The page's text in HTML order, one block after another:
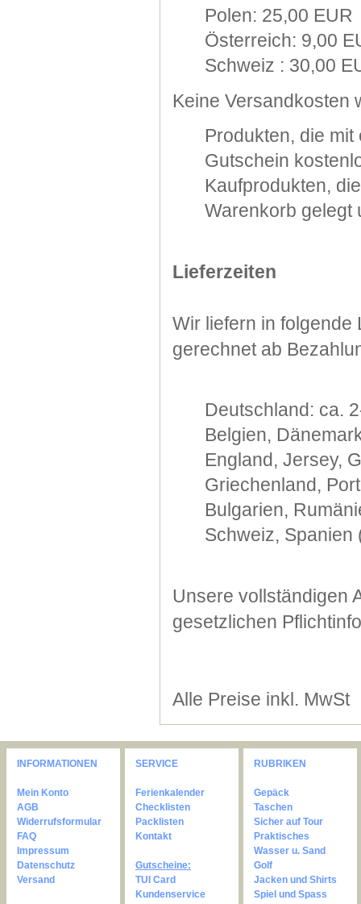
Polen: 25,00 EUR
Österreich: 9,00
Schweiz : 30,00
Keine Versandkosten
Produkten, die
Gutschein
Kaufprodukten,
Warenkorb gelegt
Lieferzeiten
Wir liefern in folgende
gerechnet ab
Deutschland: ca.
Belgien,
England, Jersey,
Griechenland,
Bulgarien,
Schweiz, Spanien
Unsere vollständigen
gesetzlichen
Alle Preise inkl. MwSt
INFORMATIONEN
Mein Konto
AGB
Widerrufsformular
FAQ
Impressum
Datenschutz
Versand
SERVICE
Ferienkalender
Checklisten
Packlisten
Kontakt
Gutscheine:
TUI Card
Kundenservice
RUBRIKEN
Gepäck
Taschen
Sicher auf Tour
Praktisches
Wasser u. Sand
Golf
Jacken und Shirts
Spiel und Spass